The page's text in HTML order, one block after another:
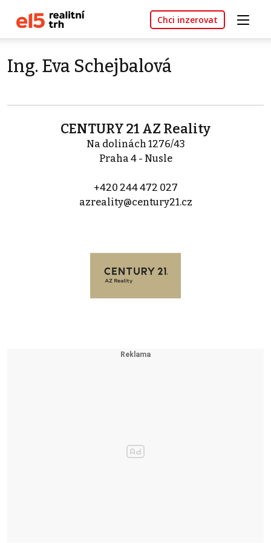
Chci inzerovat
Ing. Eva Schejbalová
CENTURY 21 AZ Reality
Na dolinách 1276/43
Praha 4 - Nusle
+420 244 472 027
azreality@century21.cz